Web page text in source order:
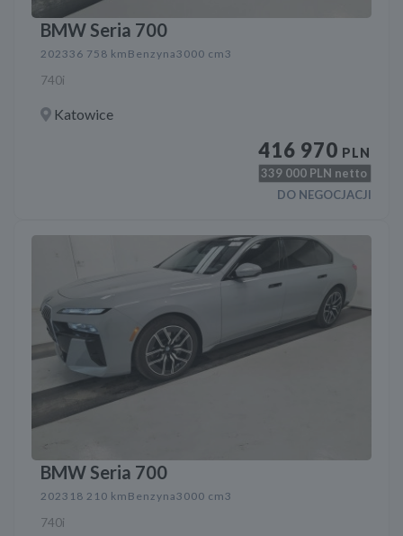
BMW Seria 700
202336 758 km Benzyna3000 cm3
740i
Katowice
416 970 PLN
339 000 PLN netto
DO NEGOCJACJI
BMW Seria 700
2023 18 210 km Benzyna3000 cm3
740i